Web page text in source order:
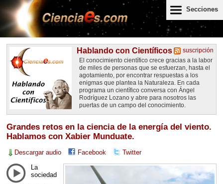
Secciones
suscripción
Hablando con Científicos
El conocimiento científico crece gracias a la labor
de miles de personas que se esfuerzan, hasta el
agotamiento, por encontrar respuestas a los
enigmas que plantea la Naturaleza. En cada
programa un científico conversa con Ángel
Rodríguez Lozano y abre para nosotros las
puertas de un campo del conocimiento.
Grandes retos en la ciencia de la energía del viento.
Hablamos con Xabier Munduate.
Descargar audio Facebook Twitter
La
sociedad